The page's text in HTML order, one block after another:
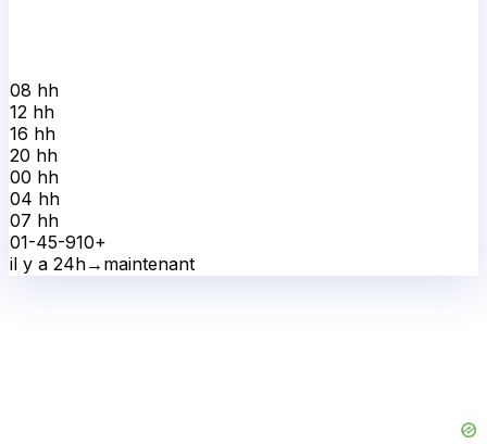
08 hh
12 hh
16 hh
20 hh
00 hh
04 hh
07 hh
01-45-910+
il y a 24h→ maintenant